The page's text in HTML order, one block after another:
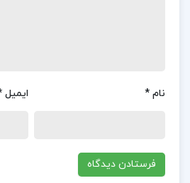
عادت داشت شلاقش بزند. ایولین یک
زد. گویا سیاه‌پوستان وجودداشتند.
وجودداشتند. و با آنکه روزنامه‌ها
نام * ایمیل